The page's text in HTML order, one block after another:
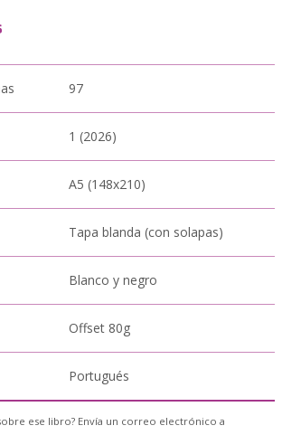
97
1 (2026)
A5 (148x210)
Tapa blanda (con solapas)
Blanco y negro
Offset 80g
Portugués
ese libro? Envía un correo electrónico a